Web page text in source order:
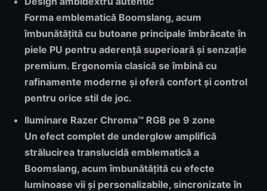
Forma emblematică Boomslang, acum
îmbunătățită cu butoane principale îmbrăcate în
piele PU pentru aderență superioară și senzație
premium. Ergonomia clasică se îmbină cu
rafinamente moderne și oferă confort și control
pentru orice stil de joc.
Iluminare Razer Chroma™ RGB pe 9 zone
Un efect complet de underglow amplifică
strălucirea translucidă emblematică a
Boomslang, acum îmbunătățită cu efecte
luminoase vii și personalizabile, sincronizate în